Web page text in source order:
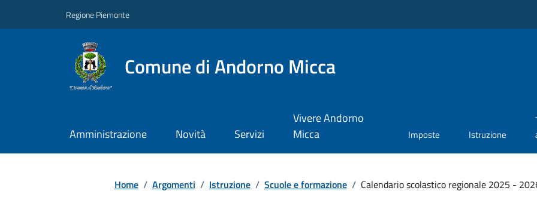
Regione Piemonte
Comune di Andorno Micca
Amministrazione Novità Servizi
Vivere Andorno
Micca
Imposte Istruzione
Home / Argomenti / Istruzione / Scuole e formazione / Calendario scolastico regionale 2025 -